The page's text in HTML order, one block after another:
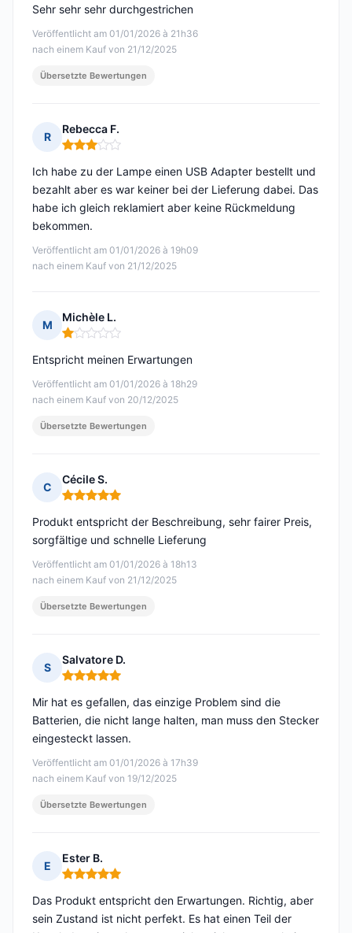
Veröffentlicht am 01/01/2026 à 21h36
nach einem Kauf von 21/12/2025
Sehr sehr sehr durchgestrichen
Übersetzte Bewertungen
R
Rebecca F.
Hinweis: 3 von 5
Veröffentlicht am 01/01/2026 à 19h09
nach einem Kauf von 21/12/2025
Ich habe zu der Lampe einen USB Adapter bestellt und
bezahlt aber es war keiner bei der Lieferung dabei. Das
habe ich gleich reklamiert aber keine Rückmeldung
bekommen.
M
Michèle L.
Hinweis: 1 von 5
Veröffentlicht am 01/01/2026 à 18h29
nach einem Kauf von 20/12/2025
Entspricht meinen Erwartungen
Übersetzte Bewertungen
C
Cécile S.
Hinweis: 5 von 5
Veröffentlicht am 01/01/2026 à 18h13
nach einem Kauf von 21/12/2025
Produkt entspricht der Beschreibung, sehr fairer Preis,
sorgfältige und schnelle Lieferung
Übersetzte Bewertungen
S
Salvatore D.
Hinweis: 5 von 5
Veröffentlicht am 01/01/2026 à 17h39
nach einem Kauf von 19/12/2025
Mir hat es gefallen, das einzige Problem sind die
Batterien, die nicht lange halten, man muss den Stecker
eingesteckt lassen.
Übersetzte Bewertungen
E
Ester B.
Hinweis: 5 von 5
Das Produkt entspricht den Erwartungen. Richtig, aber
sein Zustand ist nicht perfekt. Es hat einen Teil der